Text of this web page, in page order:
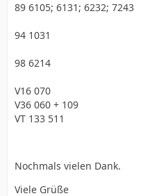
89 6105; 6131; 6232; 7243
94 1031
98 6214
V16 070
V36 060 + 109
VT 133 511
Nochmals vielen Dank.
Viele Grüße